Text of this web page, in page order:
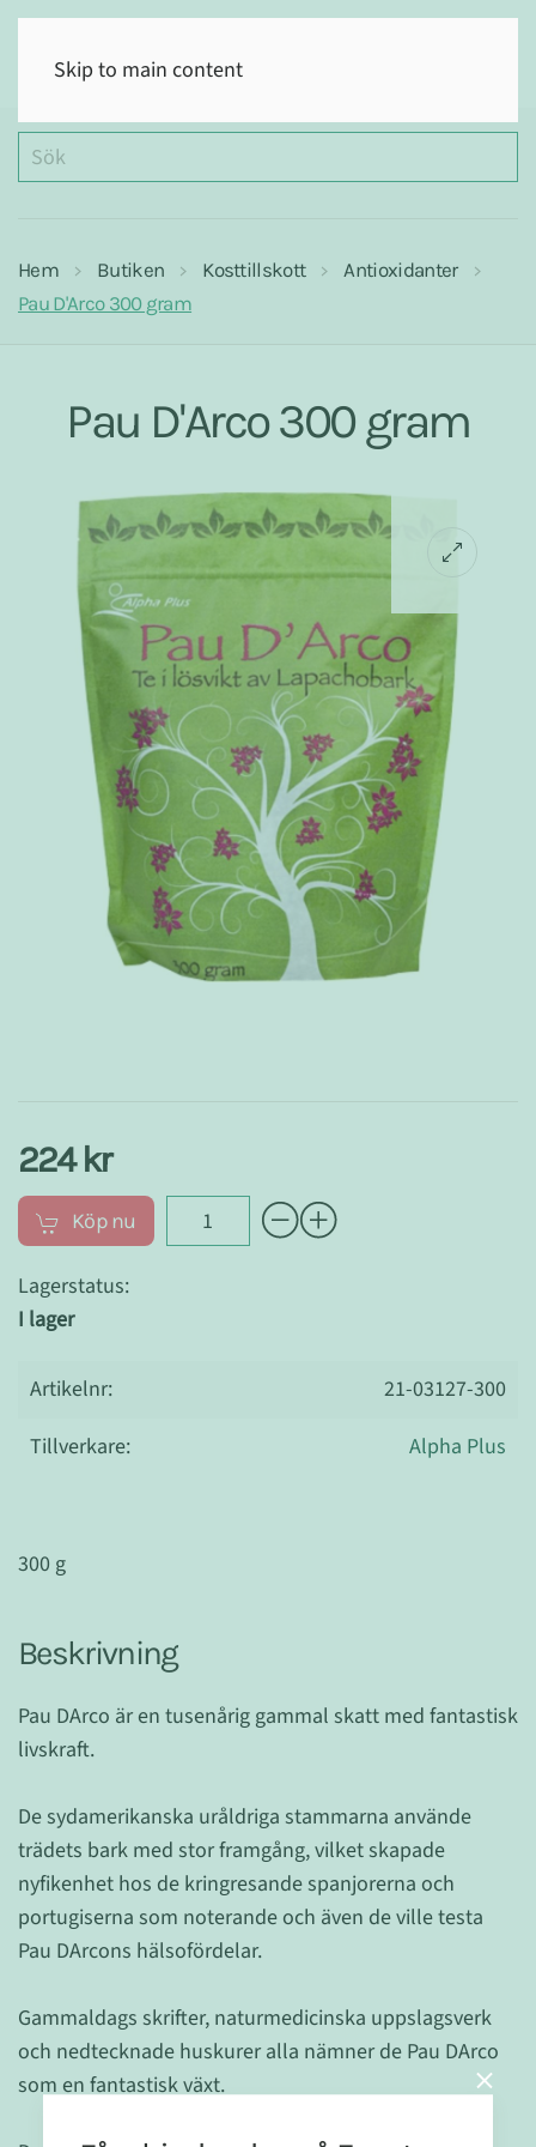
Skip to main content
Hem Butiken Kosttillskott
Antioxidanter
Pau D'Arco 300 gram
Pau D'Arco 300 gram
224 kr
Köp nu
Lagerstatus:
I lager
Artikelnr:
21-03127-300
Tillverkare:
Alpha Plus
300 g
Beskrivning
Pau DArco är en tusenårig gammal skatt med fantastisk
livskraft.
De sydamerikanska uråldriga stammarna använde
trädets bark med stor framgång, vilket skapade
nyfikenhet hos de kringresande spanjorerna och
portugiserna som noterande och även de ville testa
Pau DArcons hälsofördelar.
Gammaldags skrifter, naturmedicinska uppslagsverk
och nedtecknade huskurer alla nämner de Pau DArco
som en fantastisk växt.